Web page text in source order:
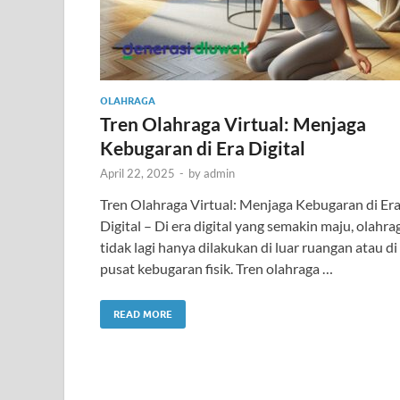
OLAHRAGA
Tren Olahraga Virtual: Menjaga
Kebugaran di Era Digital
April 22, 2025 - byadmin
Tren Olahraga Virtual: Menjaga Kebugaran di Era
Digital – Di era digital yang semakin maju,
tidak lagi hanya dilakukan di luar ruangan atau di
pusat kebugaran fisik. Tren olahraga …
READ MORE